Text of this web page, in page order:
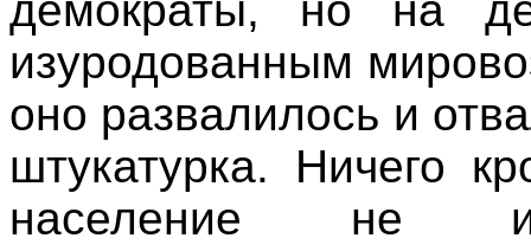
изуродованным
оно развалилось и
штукатурка. Ничего
население не